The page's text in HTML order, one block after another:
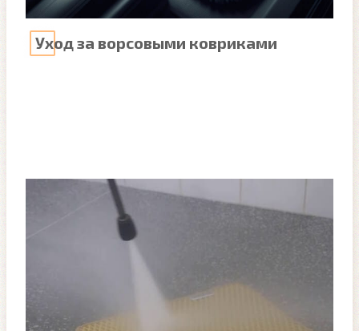
Уход за ворсовыми ковриками